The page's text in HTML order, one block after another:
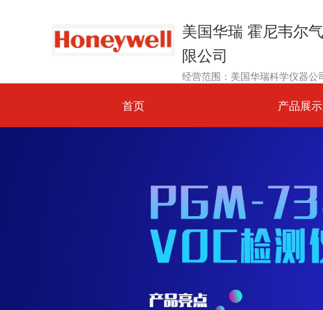
美国华瑞 霍尼韦尔
限公司
首页 产品展示